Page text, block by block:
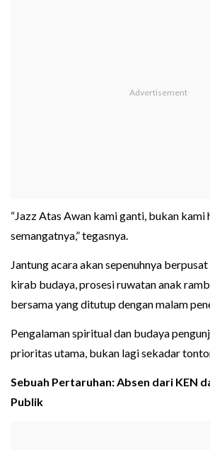
“Jazz Atas Awan kami ganti, bukan kami
semangatnya,” tegasnya.
Jantung acara akan sepenuhnya
kirab budaya, prosesi ruwatan anak
bersama yang ditutup dengan malam
Pengalaman spiritual dan budaya
prioritas utama, bukan lagi sekadar
Sebuah Pertaruhan: Absen dari KEN
Publik